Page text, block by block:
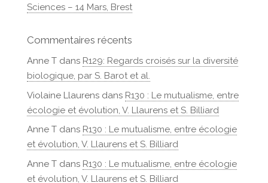
Sciences – 14 Mars, Brest
Commentaires récents
Anne Tdans R129: Regards croisés sur la diversité
biologique, par S. Barot et al.
Violaine Llaurensdans R130 : Le mutualisme, entre
écologie et évolution, V. Llaurens et S. Billiard
Anne Tdans R130 : Le mutualisme, entre écologie
et évolution, V. Llaurens et S. Billiard
Anne Tdans R130 : Le mutualisme, entre écologie
et évolution, V. Llaurens et S. Billiard